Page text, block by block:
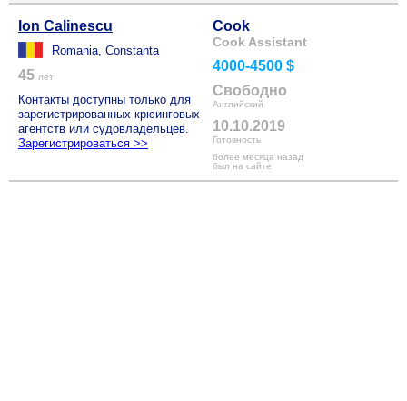
Ion Calinescu
Romania, Constanta
45 лет
Контакты доступны только для
зарегистрированных крюинговых
агентств или судовладельцев.
Зарегистрироваться >>
Cook
Cook Assistant
4000-4500 $
Свободно
Английский
10.10.2019
Готовность
более месяца назад
был на сайте